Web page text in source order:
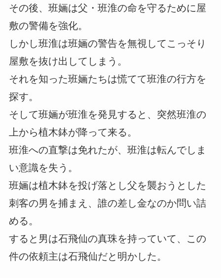
その後、班婳は父・班淮の命を守るために屋
敷の警備を強化。
しかし班淮は班婳の警告を無視してこっそり
屋敷を抜け出してしまう。
それを知った班婳たちは慌てて班淮の行方を
探す。
そして班婳が班淮を発見すると、突然班淮の
上から植木鉢が降って来る。
班淮への直撃は免れたが、班淮は転んでしま
い意識を失う。
班婳は植木鉢を投げ落とし父を襲おうとした
刺客の男を捕まえ、誰の差し金なのか問い詰
める。
すると男は石飛仙の真珠を持っていて、この
件の依頼主は石飛仙だと明かした。